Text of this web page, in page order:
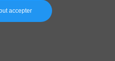
et culturelles :
accepter